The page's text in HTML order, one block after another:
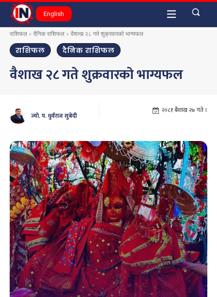
English
राशिफल दैनिक राशिफल वैशाख २८ गते शुक्रवारको भाग्यफल
राशिफल दैनिक राशिफल
वैशाख २८ गते शुक्रवारको भाग्यफल
ज्यो. प. धुर्वराज सुबेदी
२०८१ बैशाख २७ गते ।